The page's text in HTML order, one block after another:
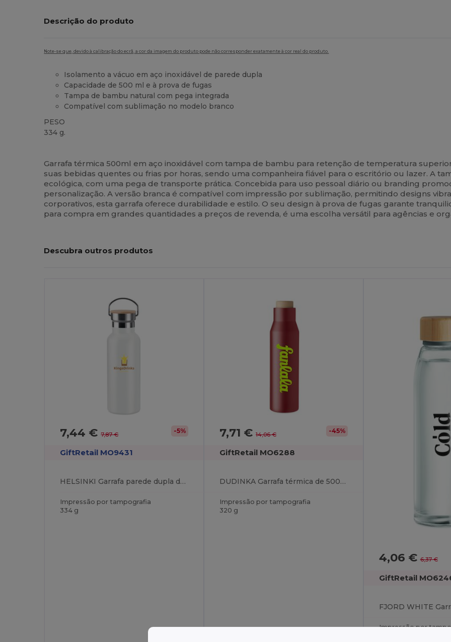
Descrição do produto
Note-se que, devido à calibração do ecrã, a cor da imagem do produto pode não corresponder exatamente à cor real do produto.
Isolamento a vácuo em aço inoxidável de parede dupla
Capacidade de 500 ml e à prova de fugas
Tampa de bambu natural com pega integrada
Compatível com sublimação no modelo branco
PESO
334 g.
Garrafa térmica 500ml em aço inoxidável com tampa de bambu para retenção de temperatura
suas bebidas quentes ou frias por horas, sendo uma companheira fiável para o escritório ou lazer. A
ecológica, com uma pega de transporte prática. Concebida para uso pessoal diário ou branding
personalização. A versão branca é compatível com impressão por sublimação, permitindo designs
corporativos, esta garrafa oferece durabilidade e estilo. O seu design à prova de fugas garante
para compra em grandes quantidades a preços de revenda, é uma escolha versátil para agências e
Descubra outros produtos
Personalize-
7,44 €7,87 € -5%
GiftRetail MO9431
HELSINKI Garrafa parede dupla de 500 ml
Impressão por tampografia
334 g
7,71 € 14,06 € -45%
GiftRetail MO6288
DUDINKA Garrafa térmica de 500ml
Impressão por tampografia
320 g
4,06 €6,37 €
GiftRetail
Impressão por